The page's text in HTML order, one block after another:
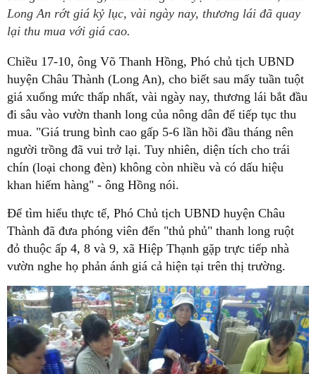
Long An rớt giá kỷ lục, vài ngày nay, thương lái đã quay
lại thu mua với giá cao.
Chiều 17-10, ông Võ Thanh Hồng, Phó chủ tịch UBND
huyện Châu Thành (Long An), cho biết sau mấy tuần tuột
giá xuống mức thấp nhất, vài ngày nay, thương lái bắt đầu
đi sâu vào vườn thanh long của nông dân để tiếp tục thu
mua. "Giá trung bình cao gấp 5-6 lần hồi đầu tháng nên
người trồng đã vui trở lại. Tuy nhiên, diện tích cho trái
chín (loại chong đèn) không còn nhiều và có dấu hiệu
khan hiếm hàng" - ông Hồng nói.
Để tìm hiểu thực tế, Phó Chủ tịch UBND huyện Châu
Thành đã đưa phóng viên đến "thủ phủ" thanh long ruột
đỏ thuộc ấp 4, 8 và 9, xã Hiệp Thạnh gặp trực tiếp nhà
vườn nghe họ phản ánh giá cả hiện tại trên thị trường.